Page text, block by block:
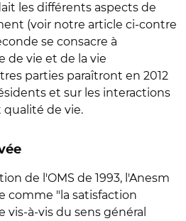
les différents aspects de
(voir notre article ci-contre
se consacre à
de vie et de la vie
parties paraîtront en 2012
et sur les interactions
de vie.
de l'OMS de 1993, l'Anesm
comme "la satisfaction
vis-à-vis du sens général